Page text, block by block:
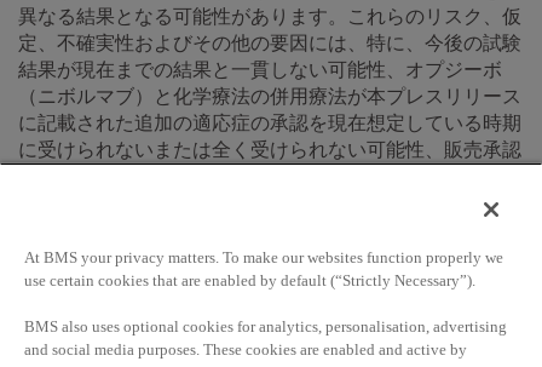
異なる結果となる可能性があります。これらのリスク、仮
定、不確実性およびその他の要因には、特に、今後の試験
結果が現在までの結果と一貫しない可能性、オプジーボ
（ニボルマブ）と化学療法の併用療法が本プレスリリース
に記載された追加の適応症の承認を現在想定している時期
に受けられないまたは全く受けられない可能性、販売承認
性、また承認された場合でも、そのような併用療法が本プ
るかどうかは不明であるという点が含まれています。将来
予測に関するいかなる記述も保証されるものではありませ
トル マイヤーズ スクイブの事業と市場に影響を与える多
くのリスクおよび不確定要素、特にブリストル マイヤー
At BMS your privacy matters. To make our websites function properly we
use certain cookies that are enabled by default (“Strictly Necessary”).
BMS also uses optional cookies for analytics, personalisation, advertising
and social media purposes. These cookies are enabled and active by